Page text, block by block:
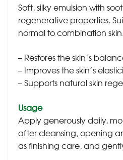
Soft, silky emulsion with
regenerative properties.
normal to combination skin.
– Restores the skin’s
– Improves the skin’s
– Supports natural skin
Usage
Apply generously daily,
after cleansing, opening
as finishing care, and